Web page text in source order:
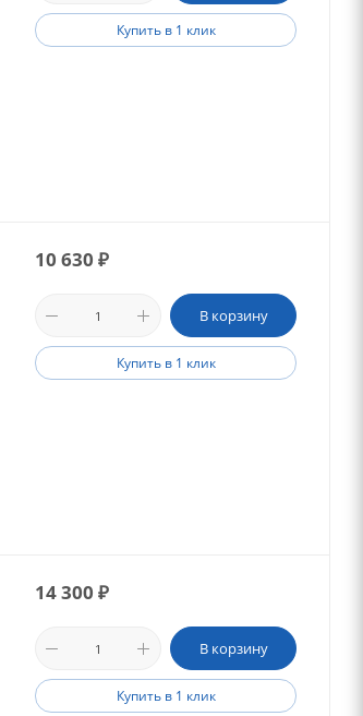
Купить в 1 клик
10 630 ₽
В корзину
Купить в 1 клик
14 300 ₽
В корзину
Купить в 1 клик